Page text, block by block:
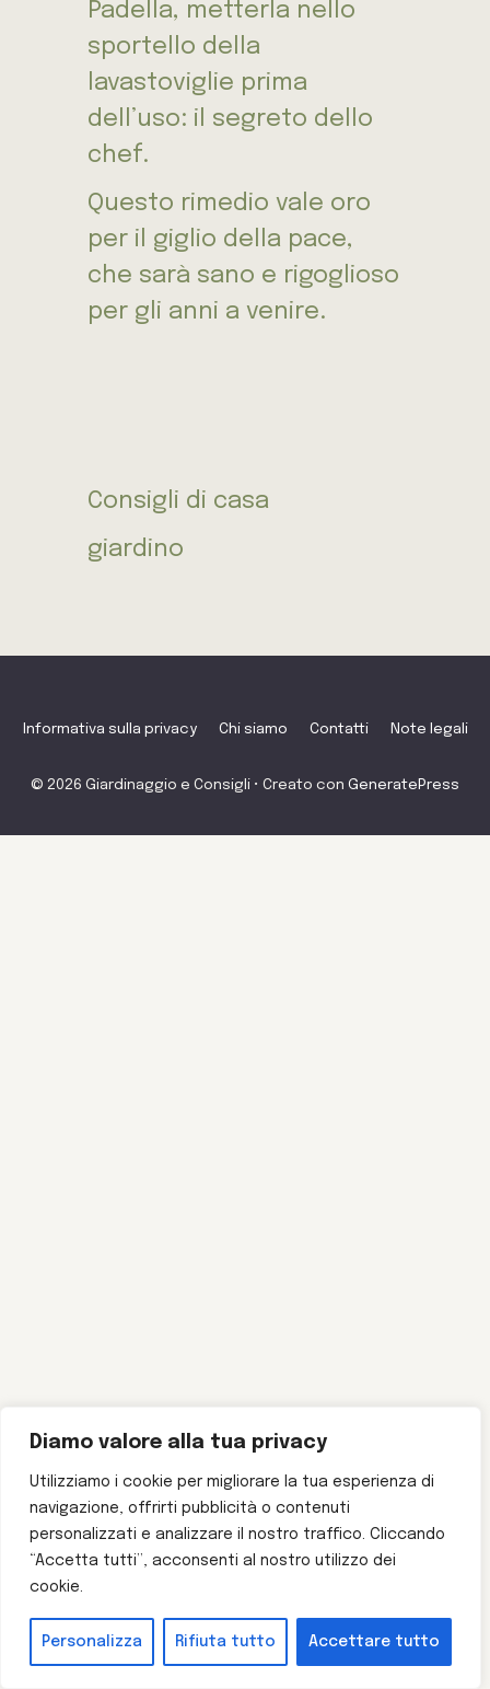
Diamo valore alla tua privacy
Utilizziamo i cookie per migliorare la tua esperienza di
navigazione, offrirti pubblicità o contenuti
personalizzati e analizzare il nostro traffico. Cliccando
“Accetta tutti”, acconsenti al nostro utilizzo dei
cookie.
Personalizza Rifiuta tutto Accettare tutto
Padella, metterla nello
sportello della
lavastoviglie prima
dell’uso: il segreto dello
chef.
Questo rimedio vale oro
per il giglio della pace,
che sarà sano e rigoglioso
per gli anni a venire.
Consigli di casa
giardino
Informativa sulla privacy Chi siamo Contatti Note legali
© 2026 Giardinaggio e Consigli • Creato con GeneratePress